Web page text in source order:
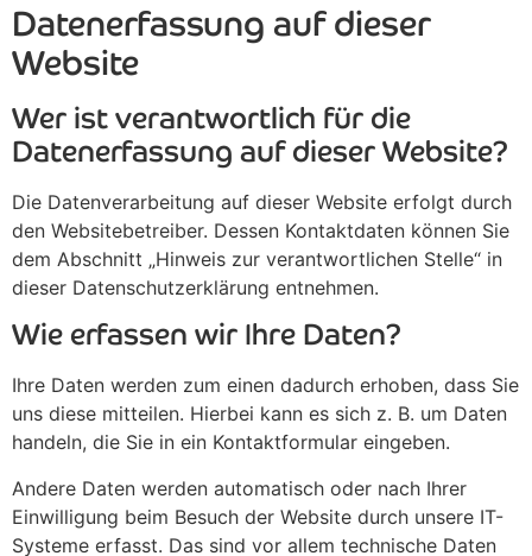
Datenerfassung auf dieser
Website
Wer ist verantwortlich für die
Datenerfassung auf dieser Website?
Die Datenverarbeitung auf dieser Website erfolgt durch
den Websitebetreiber. Dessen Kontaktdaten können Sie
dem Abschnitt „Hinweis zur verantwortlichen Stelle“ in
dieser Datenschutzerklärung entnehmen.
Wie erfassen wir Ihre Daten?
Ihre Daten werden zum einen dadurch erhoben, dass Sie
uns diese mitteilen. Hierbei kann es sich z. B. um Daten
handeln, die Sie in ein Kontaktformular eingeben.
Andere Daten werden automatisch oder nach Ihrer
Einwilligung beim Besuch der Website durch unsere IT-
Systeme erfasst. Das sind vor allem technische Daten